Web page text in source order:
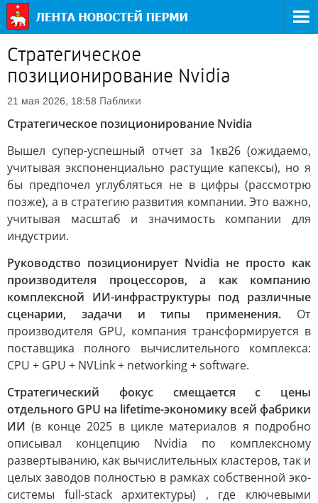
Стратегическое
позиционирование Nvidia
21 мая 2026, 18:58 Паблики
Стратегическое позиционирование Nvidia
Вышел супер-успешный отчет за 1кв26 (ожидаемо,
учитывая экспоненциально растущие капексы), но я
бы предпочел углубляться не в цифры (рассмотрю
позже), а в стратегию развития компании. Это важно,
учитывая масштаб и значимость компании для
индустрии.
Руководство позиционирует Nvidia не просто как
производителя процессоров, а как компанию
комплексной ИИ-инфраструктуры под различные
сценарии, задачи и типы применения. От
производителя GPU, компания трансформируется в
поставщика полного вычислительного комплекса:
CPU + GPU + NVLink + networking + software.
Стратегический фокус смещается с цены
отдельного GPU на lifetime-экономику всей фабрики
ИИ(в конце 2025 в цикле материалов я подробно
описывал концепцию Nvidia по комплексному
развертыванию, как вычислительных кластеров, так и
целых заводов полностью в рамках собственной эко-
системы full-stack архитектуры) , где ключевыми